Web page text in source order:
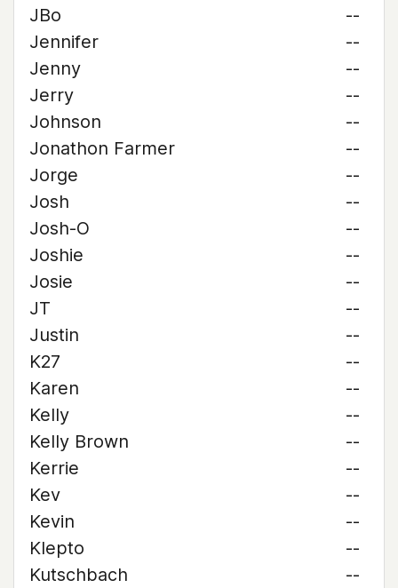
JBo
--
Jennifer
--
Jenny
--
Jerry
--
Johnson
--
Jonathon Farmer
--
Jorge
--
Josh
--
Josh-O
--
Joshie
--
Josie
--
JT
--
Justin
--
K27
--
Karen
--
Kelly
--
Kelly Brown
--
Kerrie
--
Kev
--
Kevin
--
Klepto
--
Kutschbach
--